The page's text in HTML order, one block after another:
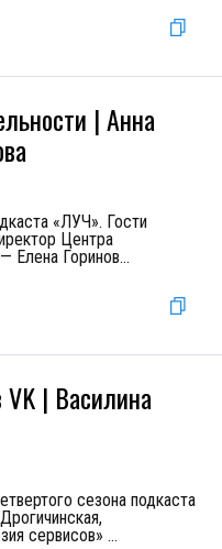
| Анна
«ЛУЧ». Гости
Центра
Елена Горинов...
| Василина
сезона подкаста
сервисов» ...